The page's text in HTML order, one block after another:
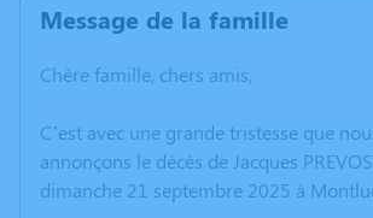
Message de la famille
Chère famille, chers amis,
C’est avec une grande tristesse que
annonçons le décès de Jacques
dimanche 21 septembre 2025 à